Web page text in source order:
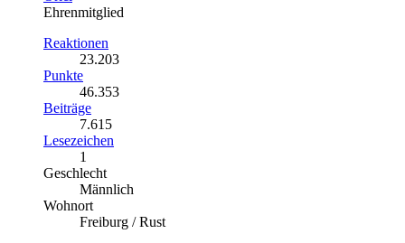
Ehrenmitglied
Reaktionen
23.203
Punkte
46.353
Beiträge
7.615
Lesezeichen
1
Geschlecht
Männlich
Wohnort
Freiburg / Rust